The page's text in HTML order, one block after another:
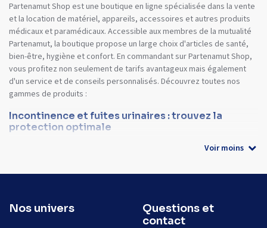
Partenamut Shop est une boutique en ligne spécialisée dans la vente
et la location de matériel, appareils, accessoires et autres produits
médicaux et paramédicaux. Accessible aux membres de la mutualité
Partenamut, la boutique propose un large choix d'articles de santé,
bien-être, hygiène et confort. En commandant sur Partenamut Shop,
vous profitez non seulement de tarifs avantageux mais également
d'un service et de conseils personnalisés. Découvrez toutes nos
gammes de produits :
Incontinence et fuites urinaires : trouvez la
protection optimale
Voir moins
Nos univers
Questions et
contact